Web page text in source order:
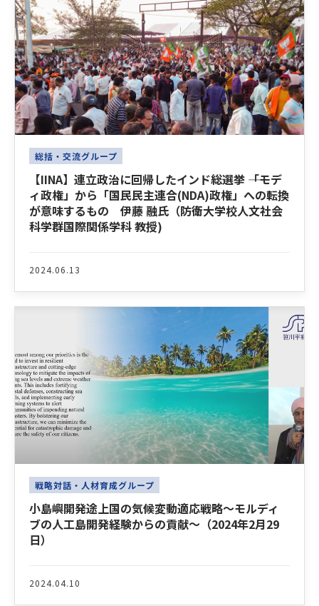
総括・交流グループ
【IINA】連立政治に回帰したインド総選挙 ――「モデ
ィ政権」から「国民民主連合(NDA)政権」への転換
が意味するもの 伊藤 融氏（防衛大学校人文社会
科学群国際関係学科 教授)
2024.06.13
戦略対話・人材育成グループ
小島嶼開発途上国の気候変動適応戦略～モルディ
ブの人工島開発経験からの貢献～（2024年2月29
日）
2024.04.10